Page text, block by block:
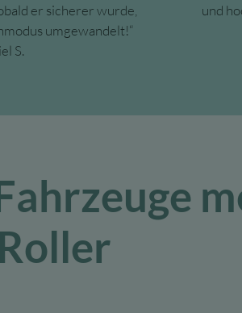
er sicherer wurde,
umgewandelt!“
S.
und